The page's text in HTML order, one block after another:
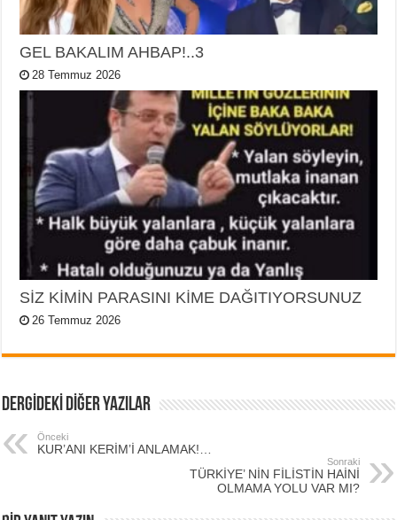
GEL BAKALIM AHBAP!..3
28 Temmuz 2026
SİZ KİMİN PARASINI KİME DAĞITIYORSUNUZ
26 Temmuz 2026
DERGİDEKİ DİĞER YAZILAR
Önceki
KUR’ANI KERİM’İ ANLAMAK!…
Sonraki
TÜRKİYE’ NİN FİLİSTİN HAİNİ
OLMAMA YOLU VAR MI?